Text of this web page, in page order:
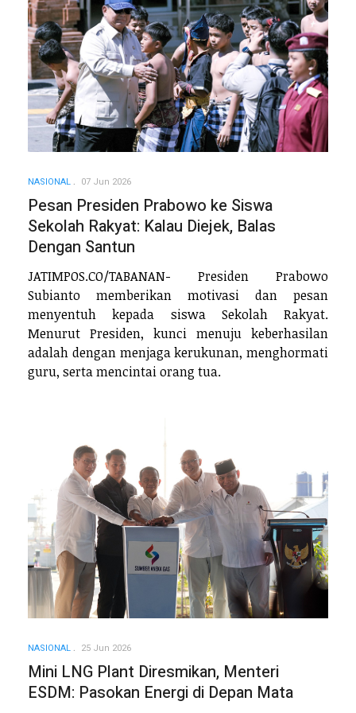
NASIONAL 07 Jun 2026
Pesan Presiden Prabowo ke Siswa
Sekolah Rakyat: Kalau Diejek, Balas
Dengan Santun
JATIMPOS.CO/TABANAN- Presiden Prabowo
Subianto memberikan motivasi dan pesan
menyentuh kepada siswa Sekolah Rakyat.
Menurut Presiden, kunci menuju keberhasilan
adalah dengan menjaga kerukunan, menghormati
guru, serta mencintai orang tua.
NASIONAL 25 Jun 2026
Mini LNG Plant Diresmikan, Menteri
ESDM: Pasokan Energi di Depan Mata